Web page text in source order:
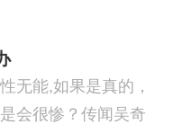
无能,如果是真的，
会很惨？传闻吴奇